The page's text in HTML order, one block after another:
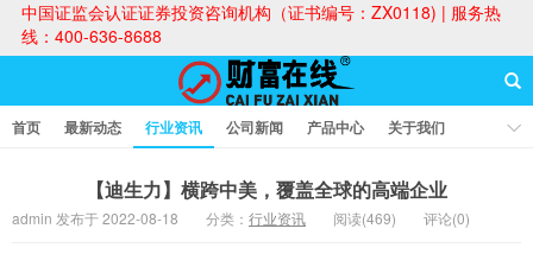
中国证监会认证证券投资咨询机构（证书编号：ZX0118) | 服务热
线：400-636-8688
首页 最新动态 行业资讯 公司新闻 产品中心
关于我们
【迪生力】横跨中美，覆盖全球的高端企业
admin 发布于 2022-08-18 分类： 行业资讯 阅读(469) 评论(0)